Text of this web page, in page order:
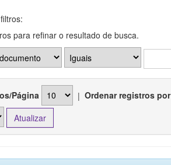
para refinar o resultado de busca.
Página | Ordenar registros por